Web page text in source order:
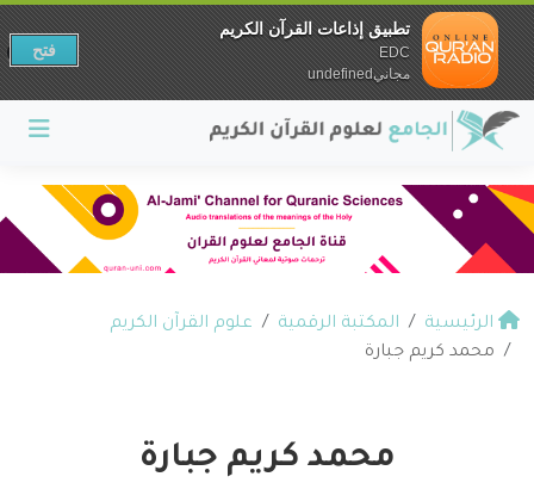
الرئيسية المكتبة الرقمية
علوم القرآن الكريم
محمد كريم جبارة
محمد كريم جبارة
تطبيق إذاعات القرآن الكريم
EDC
مجانيundefined
فتح